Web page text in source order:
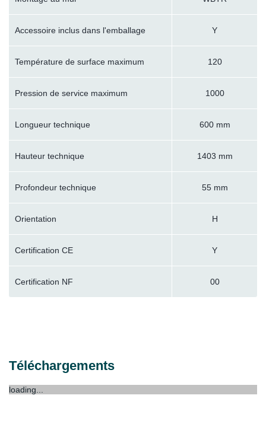
Accessoire inclus dans l'emballage Y
Température de surface maximum 120
Pression de service maximum 1000
Longueur technique 600 mm
Hauteur technique 1403 mm
Profondeur technique 55 mm
Orientation H
Certification CE Y
Certification NF 00
Téléchargements
loading...